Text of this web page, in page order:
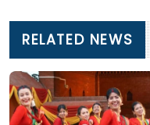
RELATED NEWS